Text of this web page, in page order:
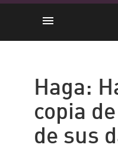
Sea proactivo
Detección
El software
Haga:
copia
de sus